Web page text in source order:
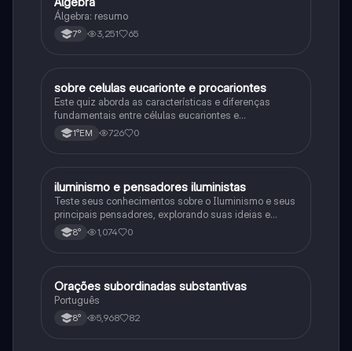
Álgebra: resumo
7° 3,251 65
Biologia
sobre celulas eucarionte e procariontes
Este quiz aborda as características e diferenças
fundamentais entre células eucariontes e
procariontes.
1°EM 726 0
História
iluminismo e pensadores iluministas
Teste seus conhecimentos sobre o Iluminismo e seus
principais pensadores, explorando suas ideias e
impacto histórico.
8° 1,074 0
Português
Orações subordinadas substantivas
Português
8° 5,968 82